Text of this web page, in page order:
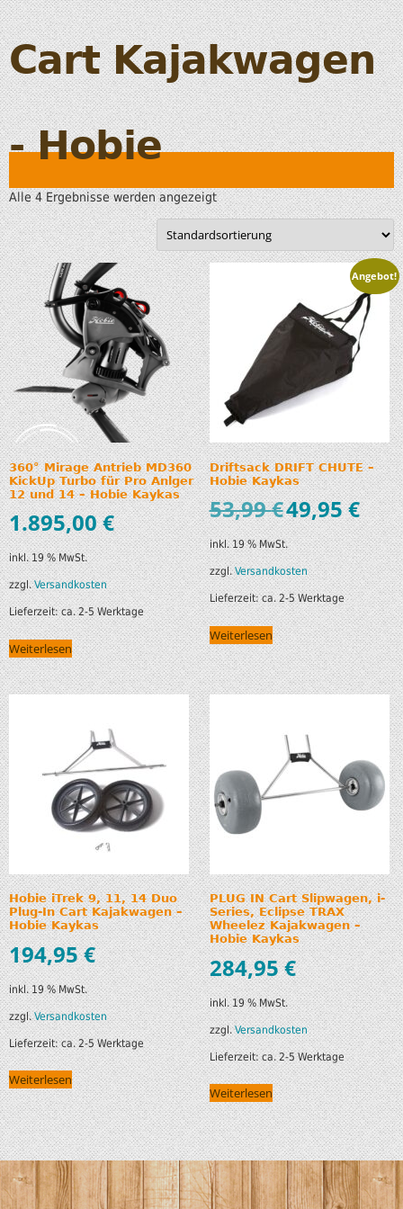
Cart Kajakwagen
- Hobie
Alle 4 Ergebnisse werden angezeigt
360° Mirage Antrieb MD360
KickUp Turbo für Pro Anlger
12 und 14 – Hobie Kaykas
1.895,00€
inkl. 19 % MwSt.
zzgl.Versandkosten
Lieferzeit:ca. 2-5 Werktage
Weiterlesen
Angebot!
Driftsack DRIFT CHUTE –
Hobie Kaykas
53,99€49,95€
inkl. 19 % MwSt.
zzgl.Versandkosten
Lieferzeit:ca. 2-5 Werktage
Weiterlesen
Hobie iTrek 9, 11, 14 Duo
Plug-In Cart Kajakwagen –
Hobie Kaykas
194,95€
inkl. 19 % MwSt.
zzgl.Versandkosten
Lieferzeit:ca. 2-5 Werktage
Weiterlesen
PLUG IN Cart Slipwagen, i-
Series, Eclipse TRAX
Wheelez Kajakwagen –
Hobie Kaykas
284,95€
inkl. 19 % MwSt.
zzgl.Versandkosten
Lieferzeit:ca. 2-5 Werktage
Weiterlesen